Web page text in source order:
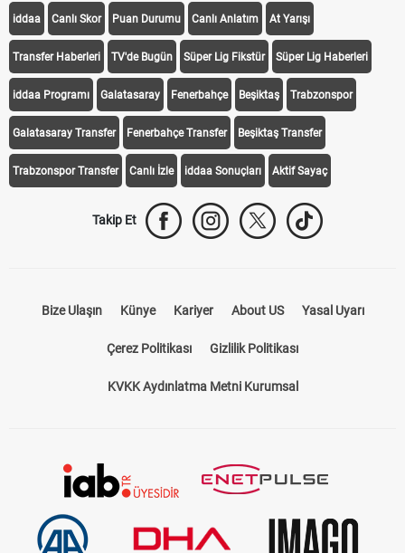
iddaa Canlı Skor Puan Durumu Canlı Anlatım At Yarışı
Transfer Haberleri TV'de Bugün Süper Lig Fikstür Süper Lig Haberleri
iddaa Programı Galatasaray Fenerbahçe Beşiktaş Trabzonspor
Galatasaray Transfer Fenerbahçe Transfer Beşiktaş Transfer
Trabzonspor Transfer Canlı İzle iddaa Sonuçları Aktif Sayaç
Takip Et
Bize Ulaşın Künye Kariyer About US Yasal Uyarı
Çerez Politikası Gizlilik Politikası
KVKK Aydınlatma Metni Kurumsal